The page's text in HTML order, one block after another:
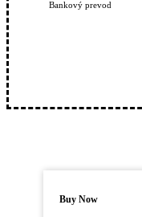
Bankový prevod
Buy Now